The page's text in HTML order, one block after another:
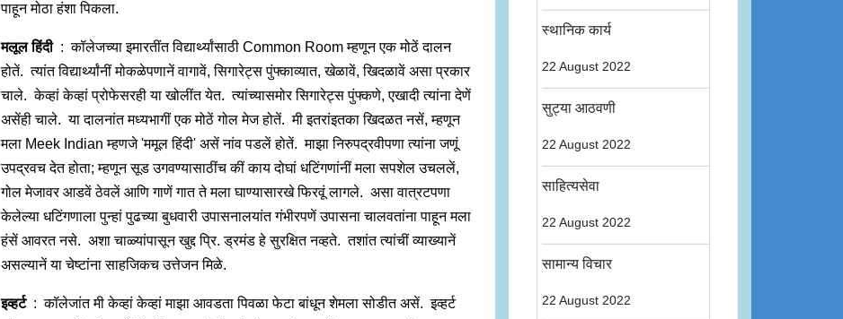
पाहून मोठा हंशा पिकला.
मलूल हिंदी : कॉलेजच्या इमारतींत विद्यार्थ्यांसाठी Common Room म्हणून एक मोठें दालन
होतें. त्यांत विद्यार्थ्यांनीं मोकळेपणानें वागावें, सिगारेट्स पुंफ्काव्यात, खेळावें, खिदळावें असा प्रकार
चाले. केव्हां केव्हां प्रोफेसरही या खोलींत येत. त्यांच्यासमोर सिगारेट्स पुंफ्कणे, एखादी त्यांना देणें
असेंही चाले. या दालनांत मध्यभागीं एक मोठें गोल मेज होतें. मी इतरांइतका खिदळत नसें, म्हणून
मला Meek Indian म्हणजे 'ममूल हिंदी' असें नांव पडलें होतें. माझा निरुपद्रवीपणा त्यांना जणूं
उपद्रवच देत होता; म्हणून सूड उगवण्यासाठींच कीं काय दोघां धटिंगणांनीं मला सपशेल उचललें,
गोल मेजावर आडवें ठेवलें आणि गाणें गात ते मला घाण्यासारखे फिरवूं लागले. असा वात्रटपणा
केलेल्या धटिंगणाला पुन्हां पुढच्या बुधवारी उपासनालयांत गंभीरपणें उपासना चालवतांना पाहून मला
हंसें आवरत नसे. अशा चाळ्यांपासून खुद्द प्रि. ड्रमंड हे सुरक्षित नव्हते. तशांत त्यांचीं व्याख्यानें
असल्यानें या चेष्टांना साहजिकच उत्तेजन मिळे.
इव्हर्ट: कॉलेजांत मी केव्हां केव्हां माझा आवडता पिवळा फेटा बांधून शेमला सोडीत असें. इव्हर्ट
स्थानिक कार्य
22 August 2022
सुट्या आठवणी
22 August 2022
साहित्यसेवा
22 August 2022
सामान्य विचार
22 August 2022